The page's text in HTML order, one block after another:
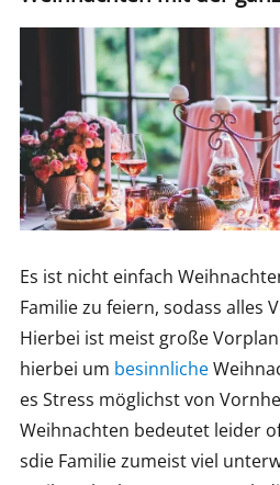
Es ist nicht einfach
Familie zu feiern, sodass alles
Hierbei ist meist große
hierbei um besinnliche
es Stress möglichst von
Weihnachten bedeutet leider
sdie Familie zumeist viel